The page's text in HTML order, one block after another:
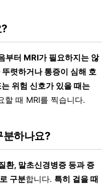
부터 MRI가 필요하지는 않
렷하거나 통증이 심해 호
위험 신호가 있을 때는
할 때 MRI를 찍습니다.
분하나요?
환, 말초신경병증 등과 증
구분합니다. 특히 걸을 때